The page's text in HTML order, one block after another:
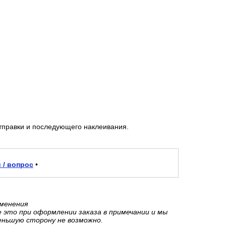
и последующего наклеивания.
/ вопрос •
при оформлении заказа в примечании и мы
сторону не возможно.